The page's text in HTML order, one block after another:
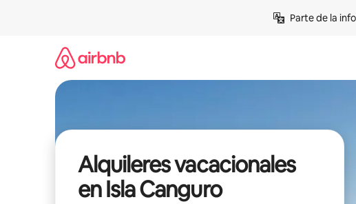
Parte de la
Alquileres vacacionales
en Isla Canguro